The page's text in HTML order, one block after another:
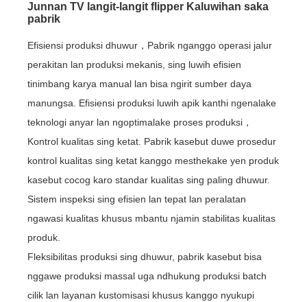
Junnan TV langit-langit flipper Kaluwihan saka
pabrik
Efisiensi produksi dhuwur，Pabrik nganggo operasi jalur
perakitan lan produksi mekanis, sing luwih efisien
tinimbang karya manual lan bisa ngirit sumber daya
manungsa. Efisiensi produksi luwih apik kanthi ngenalake
teknologi anyar lan ngoptimalake proses produksi，
Kontrol kualitas sing ketat. Pabrik kasebut duwe prosedur
kontrol kualitas sing ketat kanggo mesthekake yen produk
kasebut cocog karo standar kualitas sing paling dhuwur.
Sistem inspeksi sing efisien lan tepat lan peralatan
ngawasi kualitas khusus mbantu njamin stabilitas kualitas
produk.
Fleksibilitas produksi sing dhuwur, pabrik kasebut bisa
nggawe produksi massal uga ndhukung produksi batch
cilik lan layanan kustomisasi khusus kanggo nyukupi